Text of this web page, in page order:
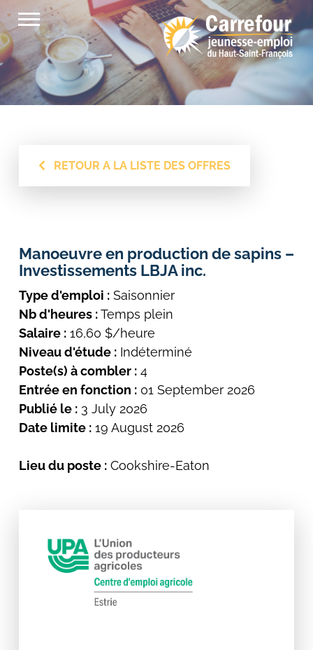
Skip
to
content
RETOUR A LA LISTE DES OFFRES
Manoeuvre en production de sapins –
Investissements LBJA inc.
Type d'emploi : Saisonnier
Nb d'heures :Temps plein
Salaire : 16,60 $/heure
Niveau d'étude : Indéterminé
Poste(s) à combler : 4
Entrée en fonction : 01 September 2026
Publié le : 3 July 2026
Date limite : 19 August 2026
Lieu du poste : Cookshire-Eaton